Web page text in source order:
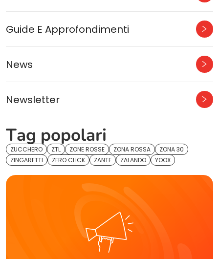
Guide E Approfondimenti
News
Newsletter
Tag popolari
ZUCCHERO ZTL ZONE ROSSE ZONA ROSSA
ZONA 30
ZINGARETTI
ZERO CLICK ZANTE ZALANDO YOOX